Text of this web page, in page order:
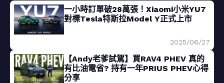
一小時訂單破28萬張！Xiaomi小米YU7
對標Tesla特斯拉Model Y正式上市
2025/06/27
【Andy老爹試駕】買RAV4 PHEV 真的
有比油電省? 持有一年PRIUS PHEV心得
分享